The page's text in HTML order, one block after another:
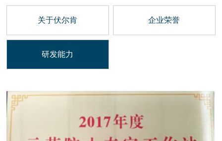
关于伏尔肯 企业荣誉
研发能力